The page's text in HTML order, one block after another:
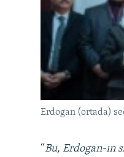
Erdogan (ortada)
“Bu, Erdogan-ın